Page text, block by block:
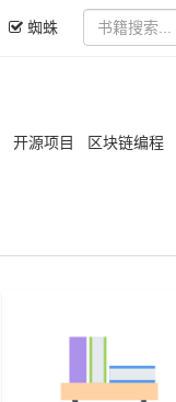
蜘蛛
开源项目 区块链编程